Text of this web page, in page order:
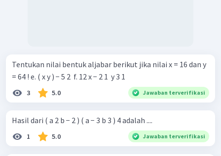
Tentukan nilai bentuk aljabar berikut jika nilai x = 16 dan y
= 64 ! e. ( x y ) − 5 2 ​ f. 12 x − 2 1 ​ y 3 1 ​
3 5.0 Jawaban terverifikasi
Hasil dari ( a 2 b − 2 ) ( a − 3 b 3 ) 4 adalah ....
1 5.0 Jawaban terverifikasi